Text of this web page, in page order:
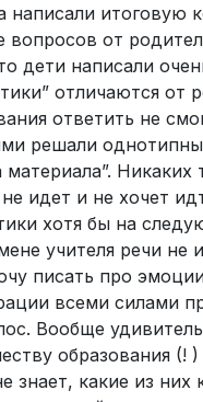
написали
от
дети написали
отличаются
ответить не
решали
материала”.
идет и не хочет
хотя бы на
учителя речи не
писать про
всеми силами
Вообще
образования
знает, какие из